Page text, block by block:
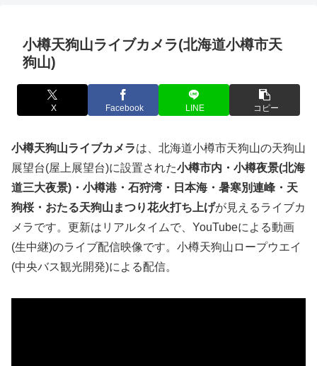
小樽天狗山ライブカメラ(北海道小樽市天
狗山)
X Facebook LINE コピー
小樽天狗山ライブカメラは、北海道小樽市天狗山の天狗山
展望台(屋上展望台)に設置された小樽市内・小樽夜景(北海
道三大夜景)・小樽港・石狩湾・日本海・暑寒別連峰・天
狗桜・おたる天狗山まつり花火打ち上げが見えるライブカ
メラです。更新はリアルタイムで、YouTubeによる動画
(生中継)のライブ配信映像です。小樽天狗山ロープウエイ
(中央バス観光開発)による配信。